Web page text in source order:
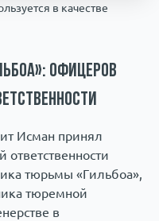
в качестве
офицеров
Исман принял
тюрьмы «Гильбоа»,
тюремной
в